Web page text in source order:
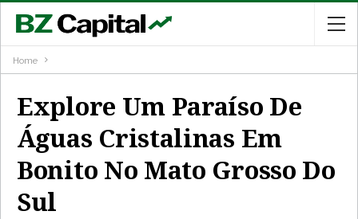
Home
Explore Um Paraíso De
Águas Cristalinas Em
Bonito No Mato Grosso Do
Sul